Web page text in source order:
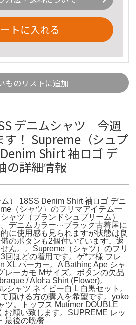
トに入れる
ものリストに追加
デニムシャツ 今週
す！ Supreme（シュプ
Denim Shirt 袖ロゴ デ
の詳細情報
） 18SS Denim Shirt 袖ロゴ デニ
（シャツ）のフリマアイテム一
ャツ（ブランドシュプリーム）
デニムカラー···ブラック古着屋に
に使用感も見られますが状態は良
のボタンも2個付いています。返
ん。。Supreme（シャツ）のフリ
回ほどの着用です。ゲ*ア様 フレ
パーカー。A Bathing Ape シャ
レーカモ Mサイズ。ボタンの欠品
/ Aloha Shirt (Flower)。
シャツ ネイビー白 L 白黒セット。
頂ける方の購入を希望です。yoko
ツ。トップス Mutimer DOUBLE
お願い致します。SUPREME レッ
最後の晩餐